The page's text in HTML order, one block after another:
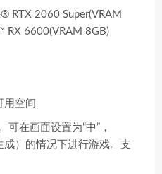
RTX 2060 Super(VRAM
6600(VRAM 8GB)
空间
可在画面设置为“中”，
）的情况下进行游戏。支